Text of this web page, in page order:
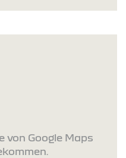
von Google Maps